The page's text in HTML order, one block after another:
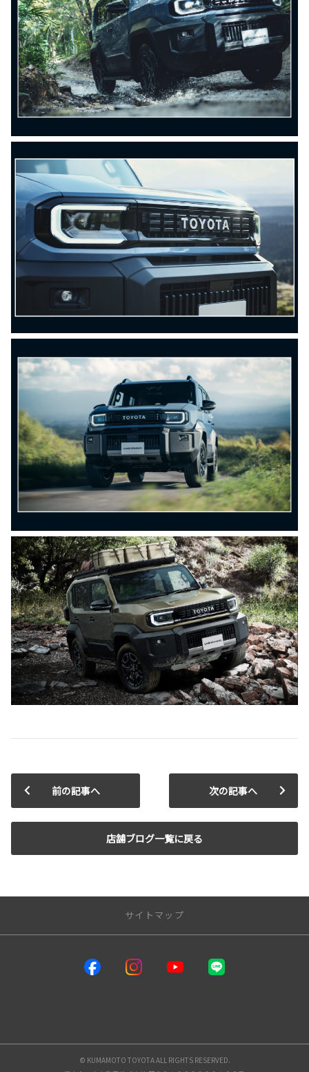
前の記事へ
店舗ブログ一覧に戻る
次の記事へ
サイトマップ
© KUMAMOTO TOYOTA ALL RIGHTS RESERVED.